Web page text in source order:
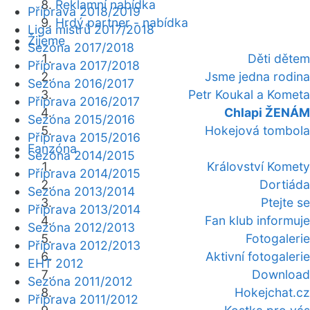
Reklamní nabídka
Hrdý partner - nabídka
Žijeme
Děti dětem
Jsme jedna rodina
Petr Koukal a Kometa
Chlapi ŽENÁM
Hokejová tombola
Fanzóna
Království Komety
Dortiáda
Ptejte se
Fan klub informuje
Fotogalerie
Aktivní fotogalerie
Download
Hokejchat.cz
Příprava 2018/2019
Liga mistrů 2017/2018
Sezóna 2017/2018
Příprava 2017/2018
Sezóna 2016/2017
Příprava 2016/2017
Sezóna 2015/2016
Příprava 2015/2016
Sezóna 2014/2015
Příprava 2014/2015
Sezóna 2013/2014
Příprava 2013/2014
Sezóna 2012/2013
Příprava 2012/2013
EHT 2012
Sezóna 2011/2012
Příprava 2011/2012